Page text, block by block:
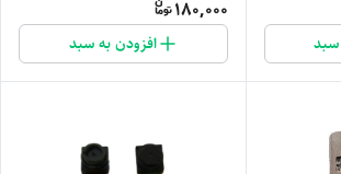
سبد
180,000
افزودن به سبد